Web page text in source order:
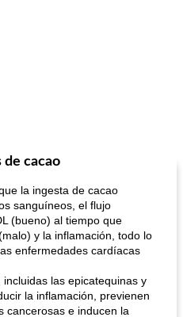
de cacao
la ingesta de cacao
sanguíneos, el flujo
(bueno) al tiempo que
y la inflamación, todo lo
enfermedades cardíacas
las epicatequinas y
la inflamación, previenen
cancerosas e inducen la